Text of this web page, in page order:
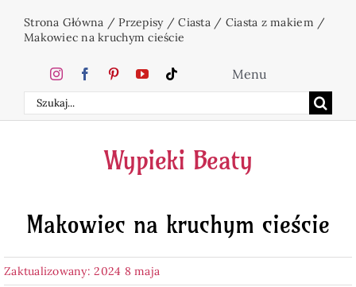
Strona Główna /Przepisy/Ciasta/ Ciasta z makiem /
Makowiec na kruchym cieście
Szukaj
Menu
Home
Ciasta
Desery
Wypieki Beaty
Makowiec na kruchym cieście
Zaktualizowany: 2024 8 maja